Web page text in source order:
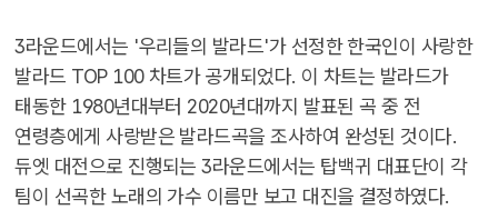
3라운드에서는 '우리들의 발라드'가 선정한 한국인이 사랑한
발라드 TOP 100 차트가 공개되었다. 이 차트는 발라드가
태동한 1980년대부터 2020년대까지 발표된 곡 중 전
연령층에게 사랑받은 발라드곡을 조사하여 완성된 것이다.
듀엣 대전으로 진행되는 3라운드에서는 탑백귀 대표단이 각
팀이 선곡한 노래의 가수 이름만 보고 대진을 결정하였다.